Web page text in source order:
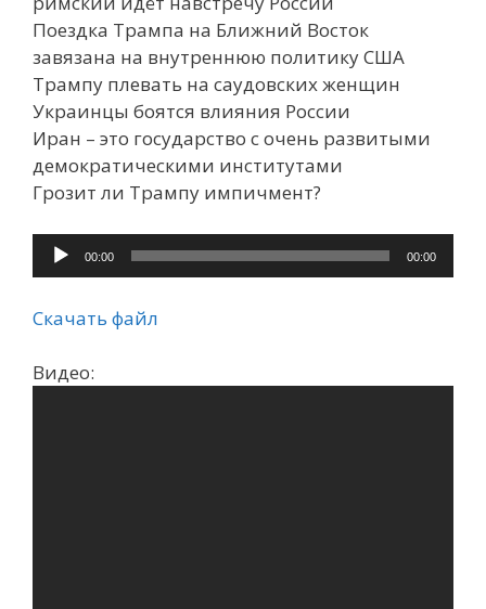
Поездка Трампа на Ближний Восток
завязана на внутреннюю политику США
Трампу плевать на саудовских женщин
Украинцы боятся влияния России
Иран – это государство с очень развитыми
демократическими институтами
Грозит ли Трампу импичмент?
Аудиоплеер
00:00 00:00
Скачать файл
Видео: